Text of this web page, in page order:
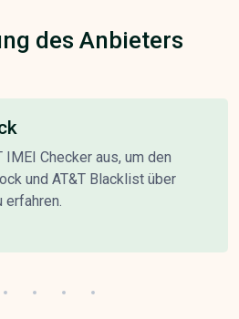
des Anbieters
IMEI Checker aus, um den
und AT&T Blacklist über